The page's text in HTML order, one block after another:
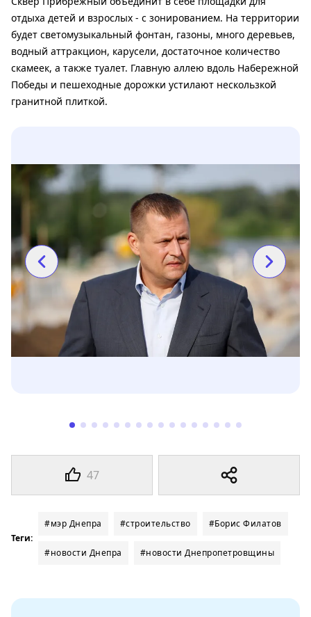
47
отдыха детей и взрослых - с зонированием. На территории
будет светомузыкальный фонтан, газоны, много деревьев,
водный аттракцион, карусели, достаточное количество
скамеек, а также туалет. Главную аллею вдоль Набережной
Победы и пешеходные дорожки устилают нескользкой
гранитной плиткой.
Теги:
#мэр Днепра #строительство #Борис Филатов
#новости Днепра #новости Днепропетровщины